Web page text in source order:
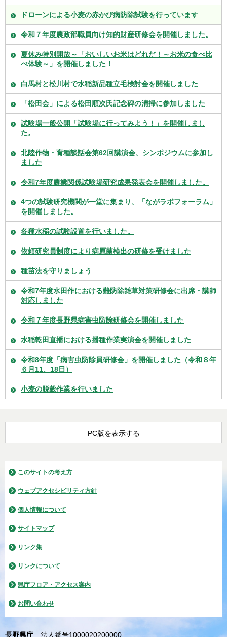
ドローンによる小麦の赤かび病防除試験を行っています
令和７年度農政部職員向け知的財産研修会を開催しました。
夏休み特別開放～「おいしいお米はどれだ！～お米の食べ比
べ体験～」を開催しました！
白馬村と松川村で水稲新品種立毛検討会を開催しました
「松田会」による松田順次氏記念碑の清掃に参加しました
試験場一般公開「試験場に行ってみよう！」を開催しまし
た。
北陸作物・育種談話会第62回講演会、シンポジウムに参加し
ました
令和7年度農業関係試験場研究成果発表会を開催しました。
4つの試験研究機関が一堂に集まり、「ながラボフォーラム」
を開催しました。
各種水稲の試験設置を行いました。
依頼研究員制度により病原菌検出の研修を受けました
種苗法を守りましょう
令和7年度水田作における難防除雑草対策研修会に出席・講師
対応しました
令和７年度長野県病害虫防除研修会を開催しました
水稲乾田直播における播種作業実演会を開催しました
令和8年度「病害虫防除員研修会」を開催しました（令和８年
６月11、18日）
小麦の脱穀作業を行いました
PC版を表示する
このサイトの考え方
ウェブアクセシビリティ方針
個人情報について
サイトマップ
リンク集
リンクについて
県庁フロア・アクセス案内
お問い合わせ
長野県庁 法人番号1000020200000